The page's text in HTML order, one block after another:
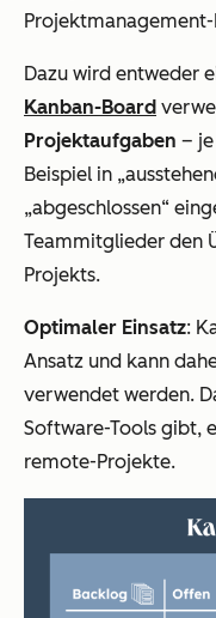
Dazu wird entweder
Kanban-Board
Projektaufgaben –
Beispiel in
„abgeschlossen“
Teammitglieder den
Projekts.
Optimaler Einsatz:
Ansatz und kann
verwendet werden.
Software-Tools gibt,
remote-Projekte.